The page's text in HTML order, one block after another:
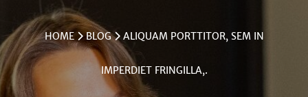
HOME BLOG ALIQUAM PORTTITOR, SEM IN
IMPERDIET FRINGILLA,.